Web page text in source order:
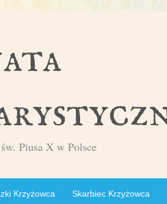
Piusa X w Polsce
Krzyżowca Skarbiec Krzyżowca